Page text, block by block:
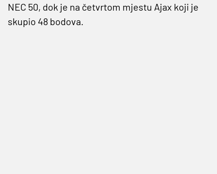
NEC 50, dok je na četvrtom mjestu Ajax koji je
skupio 48 bodova.